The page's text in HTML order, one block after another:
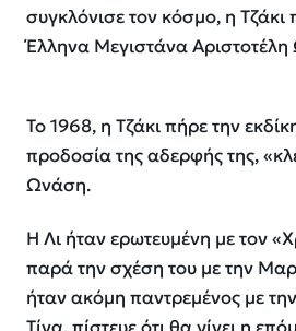
συγκλόνισε τον κόσμο, η Τζάκι
Έλληνα Μεγιστάνα
Το 1968, η Τζάκι πήρε την
προδοσία της αδερφής της,
Ωνάση.
Η Λι ήταν ερωτευμένη με τον
παρά την σχέση του με την
ήταν ακόμη παντρεμένος με